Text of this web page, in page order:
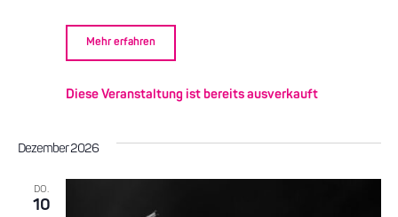
Mehr erfahren
Diese Veranstaltung ist bereits ausverkauft
Dezember 2026
DO.
10